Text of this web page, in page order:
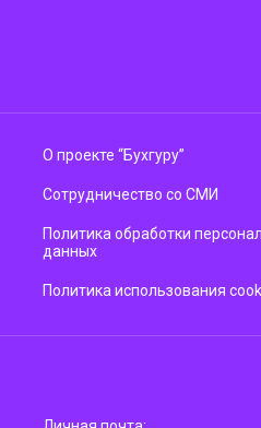
О проекте “Бухгуру”
Сотрудничество со СМИ
Политика обработки
данных
Политика использования